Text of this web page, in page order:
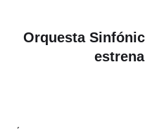
que
Orquesta
estrena